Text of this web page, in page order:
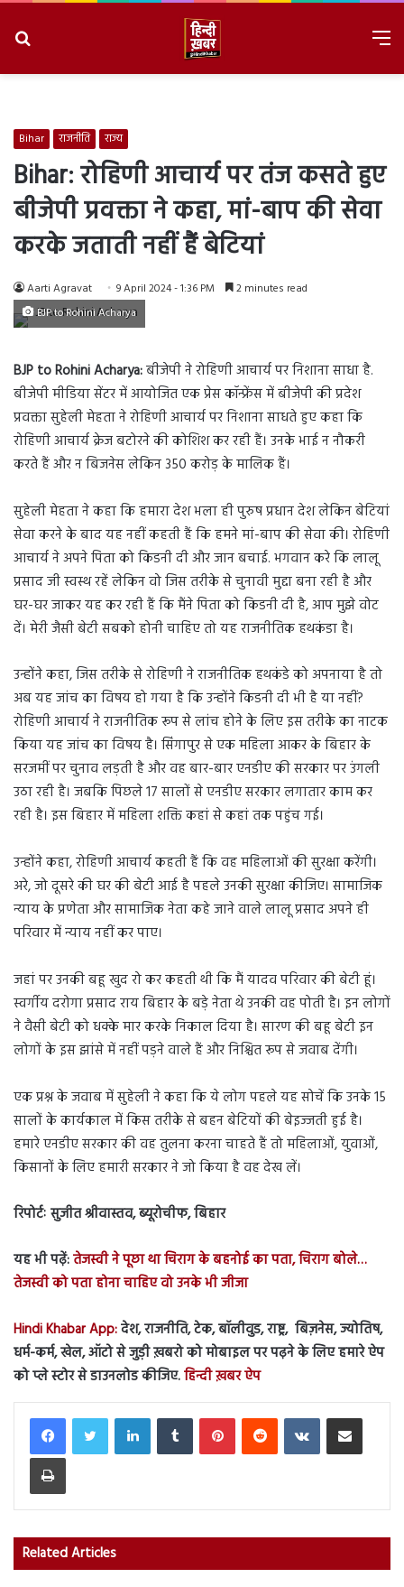
Bihar राजनीति राज्य
Bihar: रोहिणी आचार्य पर तंज कसते हुए
बीजेपी प्रवक्ता ने कहा, मां-बाप की सेवा
करके जताती नहीं हैं बेटियां
Aarti Agravat 9 April 2024 - 1:36 PM 2 minutes read
BJP to Rohini Acharya
BJP to Rohini Acharya:बीजेपी ने रोहिणी आचार्य पर निशाना साधा है.
बीजेपी मीडिया सेंटर में आयोजित एक प्रेस कॉन्फ्रेंस में बीजेपी की प्रदेश
प्रवक्ता सुहेली मेहता ने रोहिणी आचार्य पर निशाना साधते हुए कहा कि
रोहिणी आचार्य क्रेज बटोरने की कोशिश कर रही हैं। उनके भाई न नौकरी
करते हैं और न बिजनेस लेकिन 350 करोड़ के मालिक हैं।
सुहेली मेहता ने कहा कि हमारा देश भला ही पुरुष प्रधान देश लेकिन बेटियां
सेवा करने के बाद यह नहीं कहती हैं कि हमने मां-बाप की सेवा की। रोहिणी
आचार्य ने अपने पिता को किडनी दी और जान बचाई. भगवान करे कि लालू
प्रसाद जी स्वस्थ रहें लेकिन वो जिस तरीके से चुनावी मुद्दा बना रही है और
घर-घर जाकर यह कर रही हैं कि मैंने पिता को किडनी दी है, आप मुझे वोट
दें। मेरी जैसी बेटी सबको होनी चाहिए तो यह राजनीतिक हथकंडा है।
उन्होंने कहा, जिस तरीके से रोहिणी ने राजनीतिक हथकंडे को अपनाया है तो
अब यह जांच का विषय हो गया है कि उन्होंने किडनी दी भी है या नहीं?
रोहिणी आचार्य ने राजनीतिक रूप से लांच होने के लिए इस तरीके का नाटक
किया यह जांच का विषय है। सिंगापुर से एक महिला आकर के बिहार के
सरजमीं पर चुनाव लड़ती है और वह बार-बार एनडीए की सरकार पर उंगली
उठा रही है। जबकि पिछले 17 सालों से एनडीए सरकार लगातार काम कर
रही है। इस बिहार में महिला शक्ति कहां से कहां तक पहुंच गई।
उन्होंने कहा, रोहिणी आचार्य कहती हैं कि वह महिलाओं की सुरक्षा करेंगी।
अरे, जो दूसरे की घर की बेटी आई है पहले उनकी सुरक्षा कीजिए। सामाजिक
न्याय के प्रणेता और सामाजिक नेता कहे जाने वाले लालू प्रसाद अपने ही
परिवार में न्याय नहीं कर पाए।
जहां पर उनकी बहू खुद रो कर कहती थी कि मैं यादव परिवार की बेटी हूं।
स्वर्गीय दरोगा प्रसाद राय बिहार के बड़े नेता थे उनकी वह पोती है। इन लोगों
ने वैसी बेटी को धक्के मार करके निकाल दिया है। सारण की बहू बेटी इन
लोगों के इस झांसे में नहीं पड़ने वाले हैं और निश्चित रूप से जवाब देंगी।
एक प्रश्न के जवाब में सुहेली ने कहा कि ये लोग पहले यह सोचें कि उनके 15
सालों के कार्यकाल में किस तरीके से बहन बेटियों की बेइज्जती हुई है।
हमारे एनडीए सरकार की वह तुलना करना चाहते हैं तो महिलाओं, युवाओं,
किसानों के लिए हमारी सरकार ने जो किया है वह देख लें।
रिपोर्टः सुजीत श्रीवास्तव, ब्यूरोचीफ, बिहार
यह भी पढ़ें:तेजस्वी ने पूछा था चिराग के बहनोई का पता, चिराग बोले…
तेजस्वी को पता होना चाहिए वो उनके भी जीजा
Hindi Khabar App:देश, राजनीति, टेक, बॉलीवुड, राष्ट्र, बिज़नेस, ज्योतिष,
धर्म-कर्म, खेल, ऑटो से जुड़ी ख़बरो को मोबाइल पर पढ़ने के लिए हमारे ऐप
को प्ले स्टोर से डाउनलोड कीजिए.हिन्दी ख़बर ऐप
LinkedInTumblr PinterestReddit VKontakteShare via Email
Print
Related Articles